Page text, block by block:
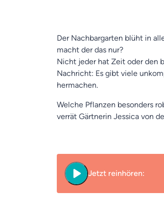
Der Nachbargarten blüht in
macht der das nur?
Nicht jeder hat Zeit oder den
Nachricht: Es gibt viele
hermachen.
Welche Pflanzen besonders
verrät Gärtnerin Jessica von
play_arrow Jetzt reinhören: